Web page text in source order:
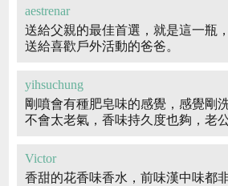
aestrenar
送給父親的最佳首選，就是這一瓶
送給喜歡戶外活動的爸爸。
yihsuchung
剛噴會有種肥皂味的感覺，感覺剛
不會太老氣，香味持久度也夠，老
Victor
香甜的花香味香水，前味漢中味都